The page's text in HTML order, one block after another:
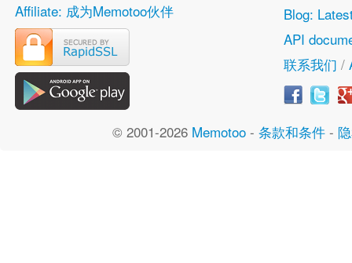
Affiliate: 成为Memotoo伙伴
Blog:
API
联系我们 /
© 2001-2026 Memotoo- 条款和条件-